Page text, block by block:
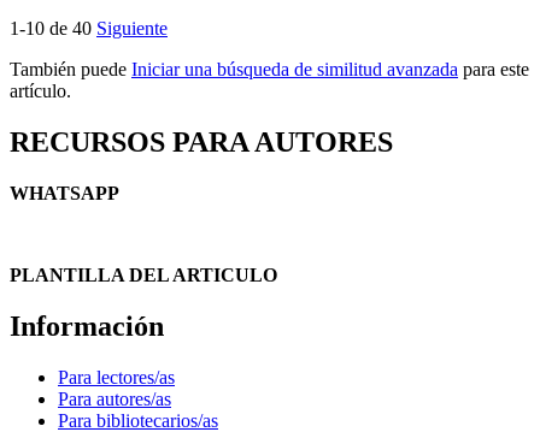
1-10 de 40 Siguiente
También puede Iniciar una búsqueda de similitud avanzada para este
artículo.
RECURSOS PARA AUTORES
WHATSAPP
PLANTILLA DEL ARTICULO
Información
Para lectores/as
Para autores/as
Para bibliotecarios/as